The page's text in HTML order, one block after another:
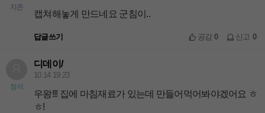
지존
캡쳐해놓게 만드네요 군침이..
답글쓰기 공감0 신고 0
정석
디데이/
10.14 19:23
우왕!!! 집에 마침재료가 있는데 만들어먹어봐야겠어요 ㅎ
ㅎ!